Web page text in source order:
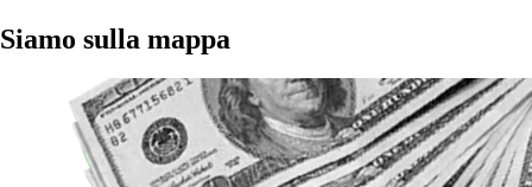
Siamo sulla mappa